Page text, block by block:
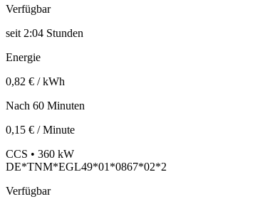
Verfügbar
seit 2:04 Stunden
Energie
0,82 € / kWh
Nach 60 Minuten
0,15 € / Minute
CCS • 360 kW
DE*TNM*EGL49*01*0867*02*2
Verfügbar